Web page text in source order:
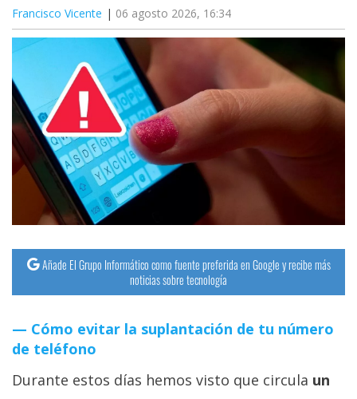
Francisco Vicente 06 agosto 2026, 16:34
Añade El Grupo Informático como fuente preferida en Google y recibe más
noticias sobre tecnología
Cómo evitar la suplantación de tu número
de teléfono
Durante estos días hemos visto que circula un